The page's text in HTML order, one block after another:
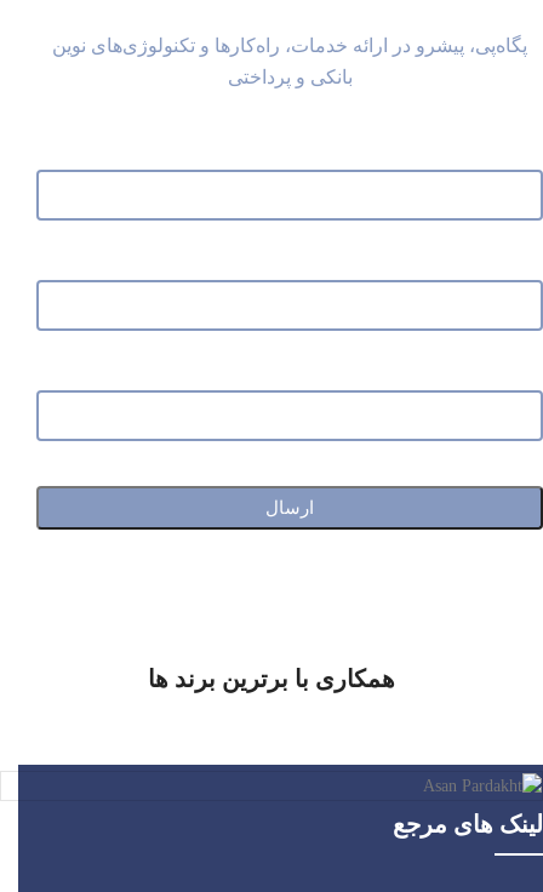
پگاه‌پی، پیشرو در ارائه خدمات، راه‌کارها و تکنولوژی‌های نوین
بانکی و پرداختی
همکاری با برترین برند ها
لینک های مرجع